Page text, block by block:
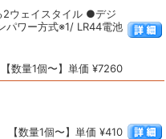
2ウェイスタイル ●デジ
パワー方式※1/ LR44電池
【数量1個〜】単価 ¥7260
【数量1個〜】単価 ¥410